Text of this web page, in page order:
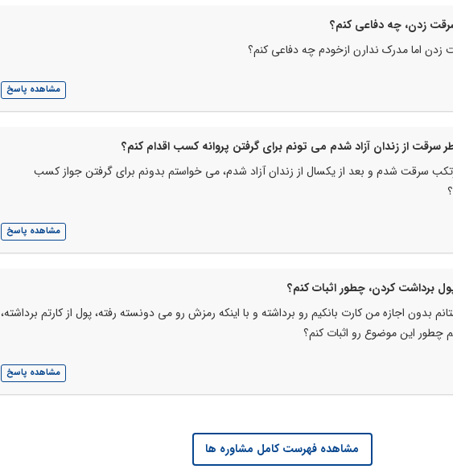
زدن، چه دفاعی کنم؟
زدن اما مدرک ندارن ازخودم چه دفاعی کنم؟
مشاهده پاسخ
سرقت از زندان آزاد شدم می تونم برای گرفتن پروانه کسب اقدام کنم؟
سرقت شدم و بعد از یکسال از زندان آزاد شدم، می خواستم بدونم برای گرفتن جواز کسب
مشاهده پاسخ
برداشت کردن، چطور اثبات کنم؟
بدون اجازه من کارت بانکیم رو برداشته و با اینکه رمزش رو می دونسته رفته، پول از کارتم برداشته،
چطور این موضوع رو اثبات کنم؟
مشاهده پاسخ
مشاهده فهرست کامل مشاوره ها